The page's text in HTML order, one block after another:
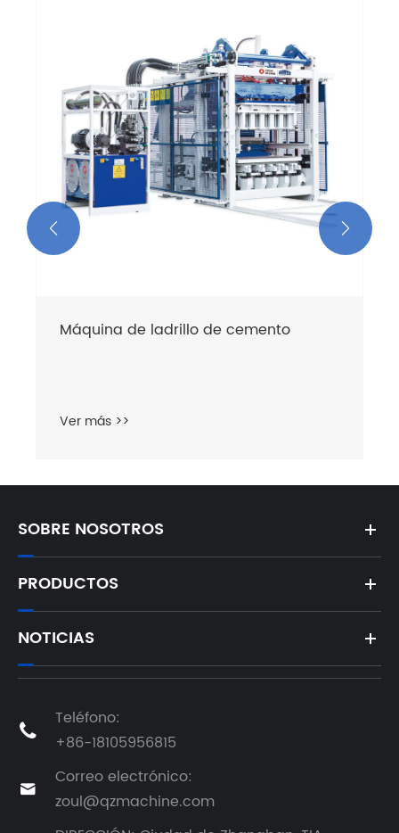
Máquina de ladrillo de cemento
Ver más >>
 
SOBRE NOSOTROS
PRODUCTOS
NOTICIAS

Teléfono:
+86-18105956815

Correo electrónico:
zoul@qzmachine.com